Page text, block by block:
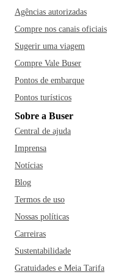
Agências autorizadas
Compre nos canais oficiais
Sugerir uma viagem
Compre Vale Buser
Pontos de embarque
Pontos turísticos
Sobre a Buser
Central de ajuda
Imprensa
Notícias
Blog
Termos de uso
Nossas políticas
Carreiras
Sustentabilidade
Gratuidades e Meia Tarifa